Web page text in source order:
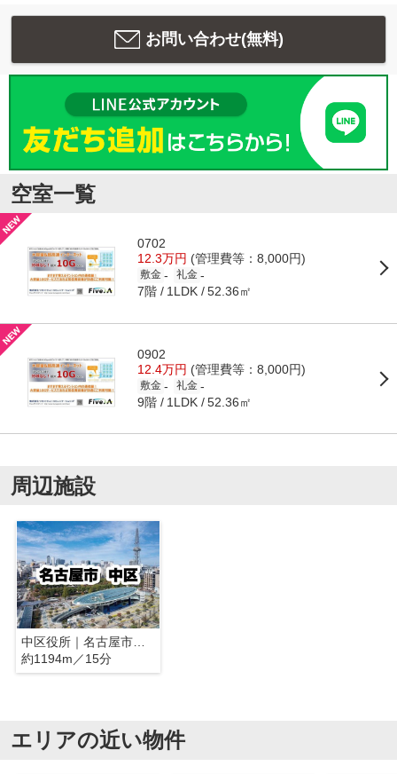
お問い合わせ(無料)
空室一覧
0702
12.3万円 (管理費等：8,000円)
敷金 - 礼金 -
7階 1LDK 52.36㎡
0902
12.4万円 (管理費等：8,000円)
敷金 - 礼金 -
9階 1LDK 52.36㎡
周辺施設
中区役所｜名古屋市中区
約1194m／15分
エリアの近い物件